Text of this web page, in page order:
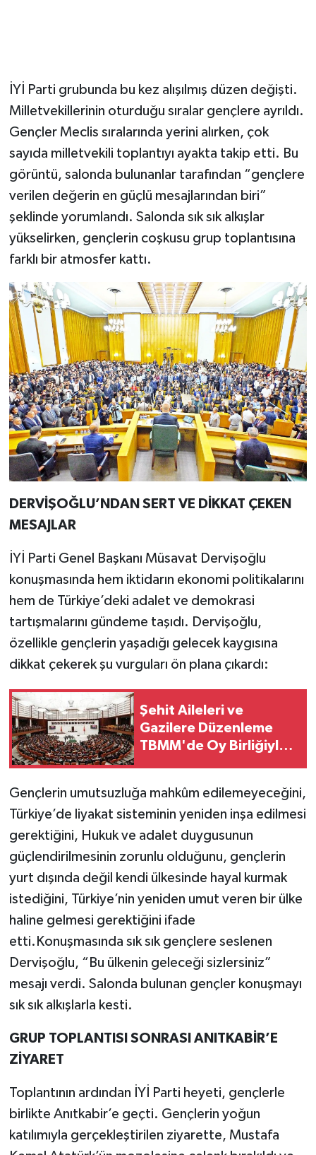
İYİ Parti grubunda bu kez alışılmış düzen değişti.
Milletvekillerinin oturduğu sıralar gençlere ayrıldı.
Gençler Meclis sıralarında yerini alırken, çok
sayıda milletvekili toplantıyı ayakta takip etti. Bu
görüntü, salonda bulunanlar tarafından “gençlere
verilen değerin en güçlü mesajlarından biri”
şeklinde yorumlandı. Salonda sık sık alkışlar
yükselirken, gençlerin coşkusu grup toplantısına
farklı bir atmosfer kattı.
DERVİŞOĞLU’NDAN SERT VE DİKKAT ÇEKEN
MESAJLAR
İYİ Parti Genel Başkanı Müsavat Dervişoğlu
konuşmasında hem iktidarın ekonomi politikalarını
hem de Türkiye’deki adalet ve demokrasi
tartışmalarını gündeme taşıdı. Dervişoğlu,
özellikle gençlerin yaşadığı gelecek kaygısına
dikkat çekerek şu vurguları ön plana çıkardı:
Şehit Aileleri ve
Gazilere Düzenleme
TBMM'de Oy Birliğiyle
Gençlerin umutsuzluğa mahkûm edilemeyeceğini,
Türkiye’de liyakat sisteminin yeniden inşa edilmesi
gerektiğini, Hukuk ve adalet duygusunun
güçlendirilmesinin zorunlu olduğunu, gençlerin
yurt dışında değil kendi ülkesinde hayal kurmak
istediğini, Türkiye’nin yeniden umut veren bir ülke
haline gelmesi gerektiğini ifade
etti.Konuşmasında sık sık gençlere seslenen
Dervişoğlu, “Bu ülkenin geleceği sizlersiniz”
mesajı verdi. Salonda bulunan gençler konuşmayı
sık sık alkışlarla kesti.
GRUP TOPLANTISI SONRASI ANITKABİR’E
ZİYARET
Toplantının ardından İYİ Parti heyeti, gençlerle
birlikte Anıtkabir’e geçti. Gençlerin yoğun
katılımıyla gerçekleştirilen ziyarette, Mustafa